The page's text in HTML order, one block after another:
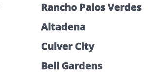
Rancho Palos Verdes
Altadena
Culver City
Bell Gardens